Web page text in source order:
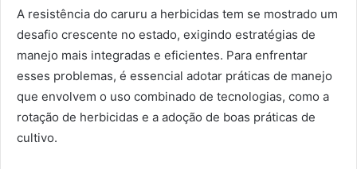
A resistência do caruru a herbicidas tem se mostrado um
desafio crescente no estado, exigindo estratégias de
manejo mais integradas e eficientes. Para enfrentar
esses problemas, é essencial adotar práticas de manejo
que envolvem o uso combinado de tecnologias, como a
rotação de herbicidas e a adoção de boas práticas de
cultivo.